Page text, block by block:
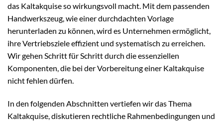
das Kaltakquise so wirkungsvoll macht. Mit dem passenden
Handwerkszeug, wie einer durchdachten Vorlage
herunterladen zu können, wird es Unternehmen ermöglicht,
ihre Vertriebsziele effizient und systematisch zu erreichen.
Wir gehen Schritt für Schritt durch die essenziellen
Komponenten, die bei der Vorbereitung einer Kaltakquise
nicht fehlen dürfen.
In den folgenden Abschnitten vertiefen wir das Thema
Kaltakquise, diskutieren rechtliche Rahmenbedingungen und